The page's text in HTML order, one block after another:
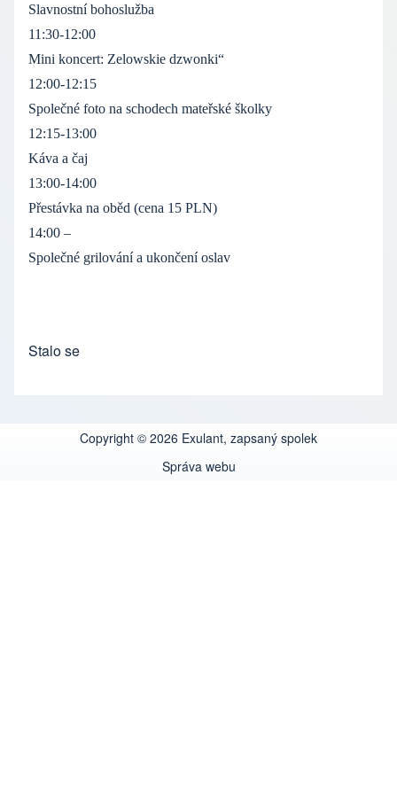
Slavnostní bohoslužba
11:30-12:00
Mini koncert: Zelowskie dzwonki“
12:00-12:15
Společné foto na schodech mateřské školky
12:15-13:00
Káva a čaj
13:00-14:00
Přestávka na oběd (cena 15 PLN)
14:00 –
Společné grilování a ukončení oslav
Stalo se
Copyright © 2026 Exulant, zapsaný spolek
Správa webu